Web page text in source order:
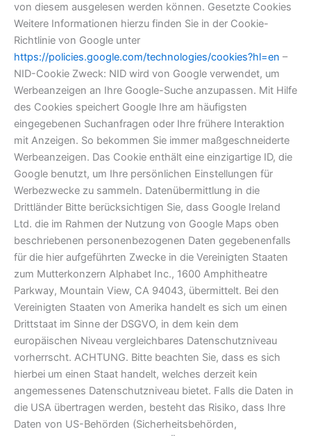
von diesem ausgelesen werden können. Gesetzte Cookies
Weitere Informationen hierzu finden Sie in der Cookie-
Richtlinie von Google unter
https://policies.google.com/technologies/cookies?hl=en –
NID-Cookie Zweck: NID wird von Google verwendet, um
Werbeanzeigen an Ihre Google-Suche anzupassen. Mit Hilfe
des Cookies speichert Google Ihre am häufigsten
eingegebenen Suchanfragen oder Ihre frühere Interaktion
mit Anzeigen. So bekommen Sie immer maßgeschneiderte
Werbeanzeigen. Das Cookie enthält eine einzigartige ID, die
Google benutzt, um Ihre persönlichen Einstellungen für
Werbezwecke zu sammeln. Datenübermittlung in die
Drittländer Bitte berücksichtigen Sie, dass Google Ireland
Ltd. die im Rahmen der Nutzung von Google Maps oben
beschriebenen personenbezogenen Daten gegebenenfalls
für die hier aufgeführten Zwecke in die Vereinigten Staaten
zum Mutterkonzern Alphabet Inc., 1600 Amphitheatre
Parkway, Mountain View, CA 94043, übermittelt. Bei den
Vereinigten Staaten von Amerika handelt es sich um einen
Drittstaat im Sinne der DSGVO, in dem kein dem
europäischen Niveau vergleichbares Datenschutzniveau
vorherrscht. ACHTUNG. Bitte beachten Sie, dass es sich
hierbei um einen Staat handelt, welches derzeit kein
angemessenes Datenschutzniveau bietet. Falls die Daten in
die USA übertragen werden, besteht das Risiko, dass Ihre
Daten von US-Behörden (Sicherheitsbehörden,